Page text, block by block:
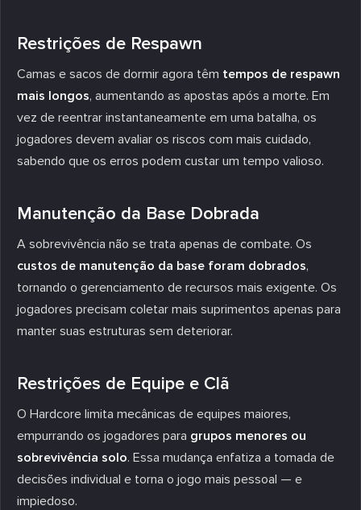
Restrições de Respawn
Camas e sacos de dormir agora têm tempos de respawn
mais longos, aumentando as apostas após a morte. Em
vez de reentrar instantaneamente em uma batalha, os
jogadores devem avaliar os riscos com mais cuidado,
sabendo que os erros podem custar um tempo valioso.
Manutenção da Base Dobrada
A sobrevivência não se trata apenas de combate. Os
custos de manutenção da base foram dobrados,
tornando o gerenciamento de recursos mais exigente. Os
jogadores precisam coletar mais suprimentos apenas para
manter suas estruturas sem deteriorar.
Restrições de Equipe e Clã
O Hardcore limita mecânicas de equipes maiores,
empurrando os jogadores para grupos menores ou
sobrevivência solo. Essa mudança enfatiza a tomada de
decisões individual e torna o jogo mais pessoal — e
impiedoso.